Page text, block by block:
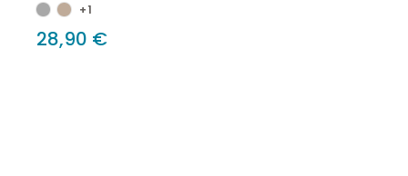
+1
28,90 €